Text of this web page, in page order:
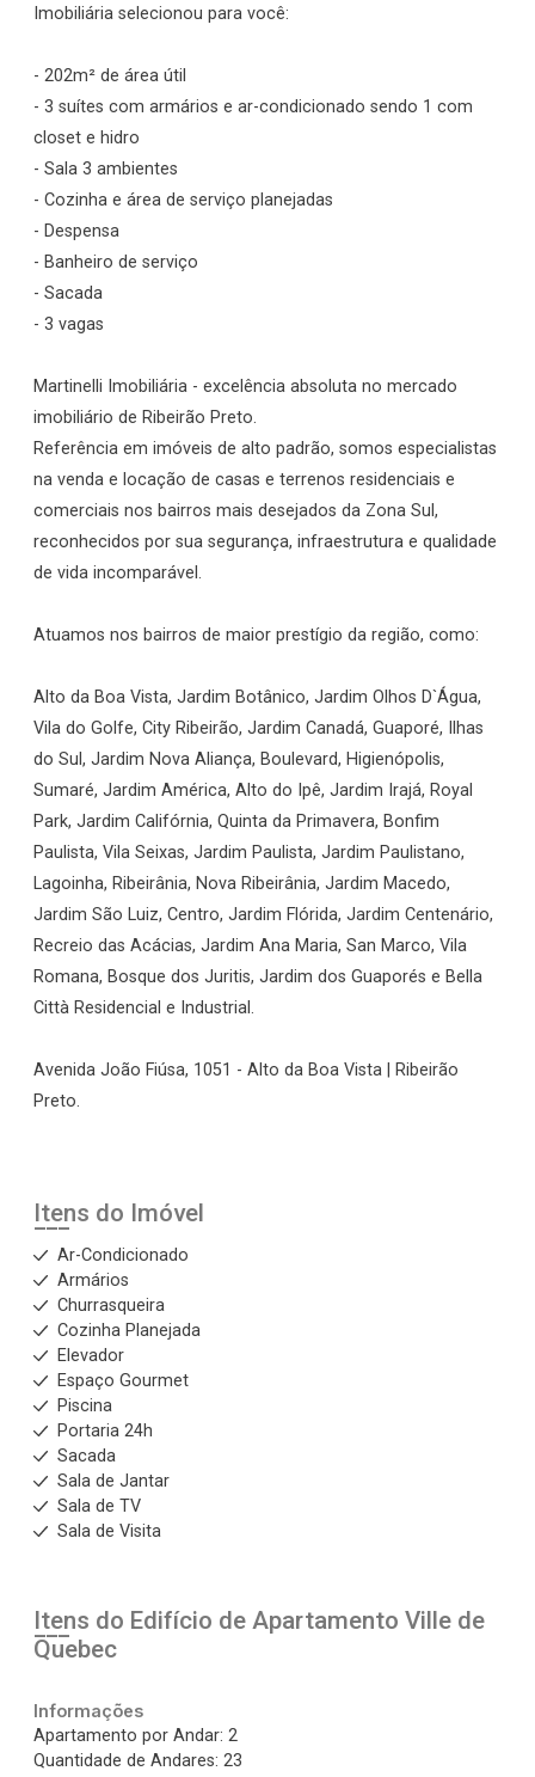
Imobiliária selecionou para você:
- 202m² de área útil
- 3 suítes com armários e ar-condicionado sendo 1 com
closet e hidro
- Sala 3 ambientes
- Cozinha e área de serviço planejadas
- Despensa
- Banheiro de serviço
- Sacada
- 3 vagas
Martinelli Imobiliária - excelência absoluta no mercado
imobiliário de Ribeirão Preto.
Referência em imóveis de alto padrão, somos especialistas
na venda e locação de casas e terrenos residenciais e
comerciais nos bairros mais desejados da Zona Sul,
reconhecidos por sua segurança, infraestrutura e qualidade
de vida incomparável.
Atuamos nos bairros de maior prestígio da região, como:
Alto da Boa Vista, Jardim Botânico, Jardim Olhos D`Água,
Vila do Golfe, City Ribeirão, Jardim Canadá, Guaporé, Ilhas
do Sul, Jardim Nova Aliança, Boulevard, Higienópolis,
Sumaré, Jardim América, Alto do Ipê, Jardim Irajá, Royal
Park, Jardim Califórnia, Quinta da Primavera, Bonfim
Paulista, Vila Seixas, Jardim Paulista, Jardim Paulistano,
Lagoinha, Ribeirânia, Nova Ribeirânia, Jardim Macedo,
Jardim São Luiz, Centro, Jardim Flórida, Jardim Centenário,
Recreio das Acácias, Jardim Ana Maria, San Marco, Vila
Romana, Bosque dos Juritis, Jardim dos Guaporés e Bella
Città Residencial e Industrial.
Avenida João Fiúsa, 1051 - Alto da Boa Vista | Ribeirão
Preto.
Itens do Imóvel
Ar-Condicionado
Armários
Churrasqueira
Cozinha Planejada
Elevador
Espaço Gourmet
Piscina
Portaria 24h
Sacada
Sala de Jantar
Sala de TV
Sala de Visita
Itens do Edifício de Apartamento Ville de
Quebec
Informações
Apartamento por Andar: 2
Quantidade de Andares: 23